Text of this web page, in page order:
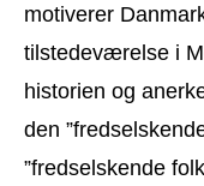
motiverer
tilstedeværelse i
historien og
den
”fredselskende